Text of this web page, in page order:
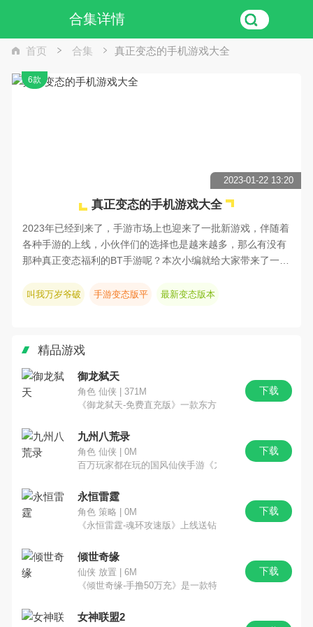
合集详情
首页 合集 真正变态的手机游戏大全
2023-01-22 13:20
6款
真正变态的手机游戏大全
2023年已经到来了，手游市场上也迎来了一批新游戏，伴随着
各种手游的上线，小伙伴们的选择也是越来越多，那么有没有
那种真正变态福利的BT手游呢？本次小编就给大家带来了一批
大全，感兴趣的小伙伴们快来一起看看吧！
叫我万岁爷破 手游变态版平 最新变态版本
精品游戏
御龙弑天
角色 仙侠 | 371M
《御龙弑天-免费直充版》一款东方玄幻修真手游，创新
下载
九州八荒录
角色 仙侠 | 0M
百万玩家都在玩的国风仙侠手游《九州八荒录-养龙寺刷
下载
永恒雷霆
角色 策略 | 0M
《永恒雷霆-魂环攻速版》上线送钻石20万，元宝1亿，
下载
倾世奇缘
仙侠 放置 | 6M
《倾世奇缘-手撸50万充》是一款特效华丽建模非常精致
下载
女神联盟2